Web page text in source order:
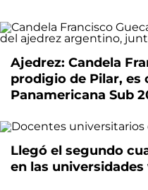
Ajedrez: Candela
prodigio de Pilar, es
Panamericana Sub
Llegó el segundo
en las